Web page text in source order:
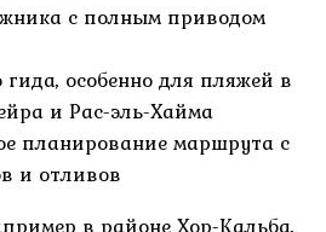
с полным приводом
гида, особенно для пляжей в
и Рас-эль-Хайма
планирование маршрута с
и отливов